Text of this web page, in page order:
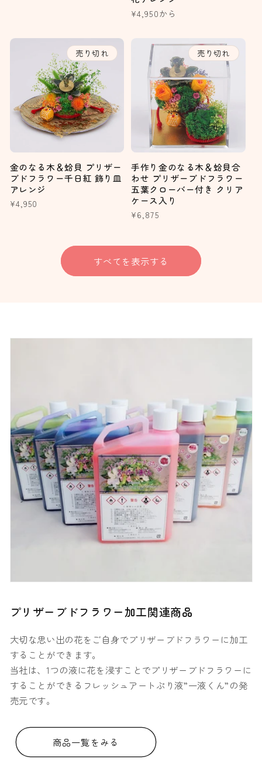
通
¥4,950から
売り切れ
金のなる木＆蛤貝 プリザー
ブドフラワー千日紅 飾り皿
アレンジ
通
¥4,950
売り切れ
手作り金のなる木＆蛤貝合
わせ プリザーブドフラワー
五葉クローバー付き クリア
ケース入り
通
格
¥6,875
すべてを表示する
プリザーブドフラワー加工関連商品
大切な思い出の花をご自身でプリザーブドフラワーに加工
することができます。
当社は、1つの液に花を浸すことでプリザーブドフラワーに
することができるフレッシュアートぷり液”一液くん”の発
売元です。
商品一覧をみる